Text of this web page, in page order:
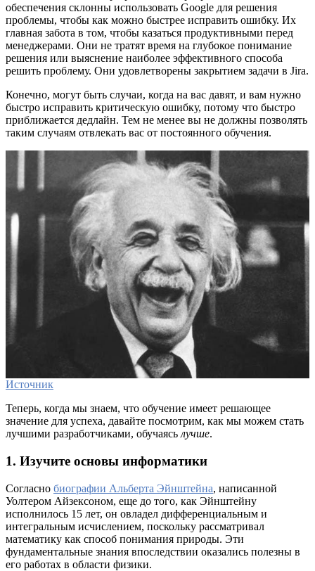
обеспечения склонны использовать Google для решения
проблемы, чтобы как можно быстрее исправить ошибку. Их
главная забота в том, чтобы казаться продуктивными перед
менеджерами. Они не тратят время на глубокое понимание
решения или выяснение наиболее эффективного способа
решить проблему. Они удовлетворены закрытием задачи в Jira.
Конечно, могут быть случаи, когда на вас давят, и вам нужно
быстро исправить критическую ошибку, потому что быстро
приближается дедлайн. Тем не менее вы не должны позволять
таким случаям отвлекать вас от постоянного обучения.
Источник
Теперь, когда мы знаем, что обучение имеет решающее
значение для успеха, давайте посмотрим, как мы можем стать
лучшими разработчиками, обучаясь лучше.
1. Изучите основы информатики
Согласно биографии Альберта Эйнштейна, написанной
Уолтером Айзексоном, еще до того, как Эйнштейну
исполнилось 15 лет, он овладел дифференциальным и
интегральным исчислением, поскольку рассматривал
математику как способ понимания природы. Эти
фундаментальные знания впоследствии оказались полезны в
его работах в области физики.